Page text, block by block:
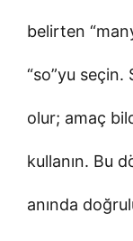
belirten
“so”yu seçin.
olur; amaç
kullanın. Bu
anında